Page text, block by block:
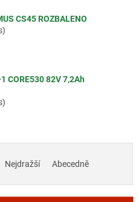
CS45 ROZBALENO
CORE530 82V 7,2Ah
Nejdražší Abecedně